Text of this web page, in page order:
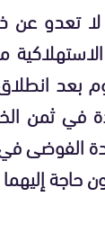
لا تعدو
بعد
في ثمن
في